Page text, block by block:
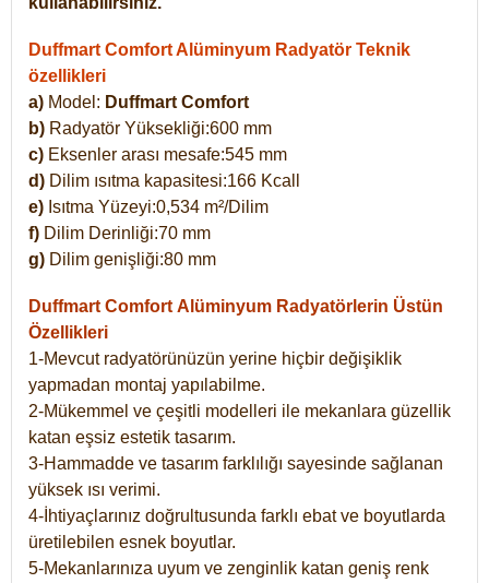
Duffmart Comfort Alüminyum Radyatör Teknik
özellikleri
a) Model: Duffmart Comfort
b) Radyatör Yüksekliği:600 mm
c) Eksenler arası mesafe:545 mm
d) Dilim ısıtma kapasitesi:166 Kcall
e) Isıtma Yüzeyi:0,534 m²/Dilim
f) Dilim Derinliği:70 mm
g) Dilim genişliği:80 mm
Duffmart Comfort Alüminyum Radyatörlerin Üstün
Özellikleri
1-Mevcut radyatörünüzün yerine hiçbir değişiklik
yapmadan montaj yapılabilme.
2-Mükemmel ve çeşitli modelleri ile mekanlara güzellik
katan eşsiz estetik tasarım.
3-Hammadde ve tasarım farklılığı sayesinde sağlanan
yüksek ısı verimi.
4-İhtiyaçlarınız doğrultusunda farklı ebat ve boyutlarda
üretilebilen esnek boyutlar.
5-Mekanlarınıza uyum ve zenginlik katan geniş renk